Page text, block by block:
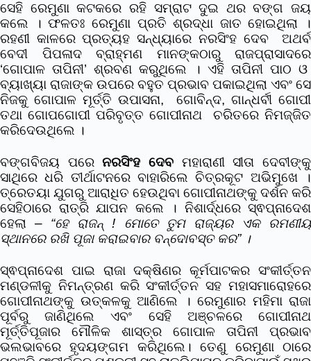
ସେହି ରେମୁଣା କଟକରେ ରହି ସମ୍ରାଟ ଦୁଇ ଥର ବଙ୍ଗ ଜୟ
କଲେ । ଫଳତଃ ରେମୁଣା ପ୍ରତି ଶ୍ରଦ୍ଧା ଜାତ ହୋଇଥିଲା ।
ରହଣୀ କାଳରେ ପ୍ରତ୍ୟହ ସନ୍ଧ୍ୟାରେ ନରସିଂହ ଦେବ ଅଥର୍ବ
ବେଦୀ ପିପଳାଦ ବ୍ରାହ୍ମଣ ମାନଙ୍କଠାରୁ ରାଜପ୍ରାସାଦରେ
‘ଗୋପାଳ ତାପିନୀ’ ଶ୍ରବଣ କରୁଥିଲେ । ଏହି ତାପିନୀ ପାଠ ଓ
ବ୍ୟାଖ୍ୟା ରାଜାଙ୍କ ଉପରେ ବହୁତ ପ୍ରଭାବ ପକାଇଥିଲା ଏବଂ ସେ
ନିଜକୁ ଗୋପାଳ ମୂର୍ତ୍ତି ଉପାସନା, ଗୋବିନ୍ଦ, ଗାନ୍ଧର୍ବୀ ଗୋପୀ
ତଥା ଗୋପଗୋପୀ ପରିବୃତ୍ତ ଗୋପୀନାଥ ଚରିତରେ ନିମଜ୍ଜିତ
କରିଦେଉଥିଲେ ।
ବଙ୍ଗବିଜୟ ପରେନରସିଂହ ଦେବ ମହାରାଣୀ ସୀତା ଦେବୀଙ୍କୁ
ସାଥିରେ ଧରି ତୀର୍ଥାଟନରେ ବାହାରିଲେ ଚିତ୍ରକୂଟ ଅଭିମୁଖେ ।
ତ୍ରେତୟା ଯୁଗରୁ ଆରାଧିତ ହେଉଥିବା ଗୋପୀନାଥଙ୍କୁ ଦର୍ଶନ କରି
ସେହିଠାରେ ରାତ୍ରି ଯାପନ କଲେ । ନିଶାର୍ଦ୍ଧରେ ସ୍ଵପ୍ନାଦେଶ
ହେଲା – “ହେ ରାଜନ୍ ! ମୋତେ ତୁମ ରାଜ୍ୟର ଏକ ରମଣୀୟ
ସ୍ଥାନରେ ରଖି ପୂଜା କରାଇବାର ବନ୍ଦୋବସ୍ତ କର” ।
ସ୍ଵପ୍ନାଦେଶ ପାଇ ରାଜା ଦକ୍ଷିଣର କୂର୍ମପାଟକର ସଂକୀର୍ତ୍ତନ
ମଣ୍ଡଳୀକୁ ନିମନ୍ତ୍ରଣ କରି ସଂକୀର୍ତ୍ତନ ସହ ମହାସମାରୋହରେ
ଗୋପୀନାଥଙ୍କୁ ଉତ୍କଳକୁ ଆଣିଲେ । ରେମୁଣାର ମହିମା ରାଜା
ପୂର୍ବରୁ ଜାଣିଥିଲେ ଏବଂ ସେହି ଅଞ୍ଚଳରେ ଗୋପୀନାଥ
ମୂର୍ତ୍ତିପୂଜାର ମୌଳିକ ଶାସ୍ତ୍ର ଗୋପାଳ ତାପିନୀ ପ୍ରଭାବ
ଭଲଭାବରେ ହୃଦୟଙ୍ଗମ କରିଥିଲେ। ତେଣୁ ରେମୁଣା ଠାରେ